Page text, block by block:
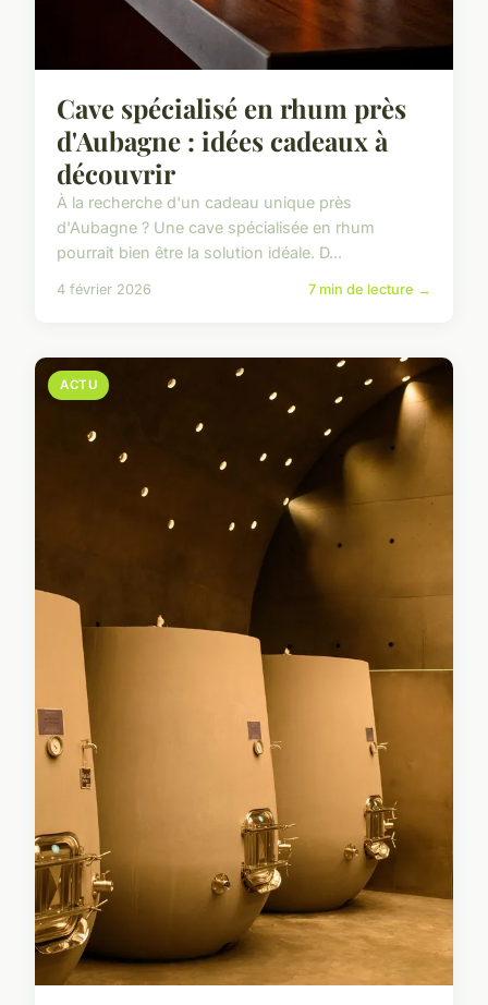
Cave spécialisé en rhum près
d'Aubagne : idées cadeaux à
découvrir
À la recherche d'un cadeau unique près
d'Aubagne ? Une cave spécialisée en rhum
pourrait bien être la solution idéale. D...
4 février 2026 7 min de lecture →
ACTU